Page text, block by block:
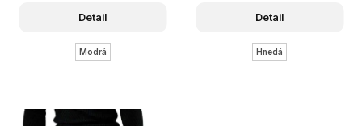
Detail
Modrá
Detail
Hnedá